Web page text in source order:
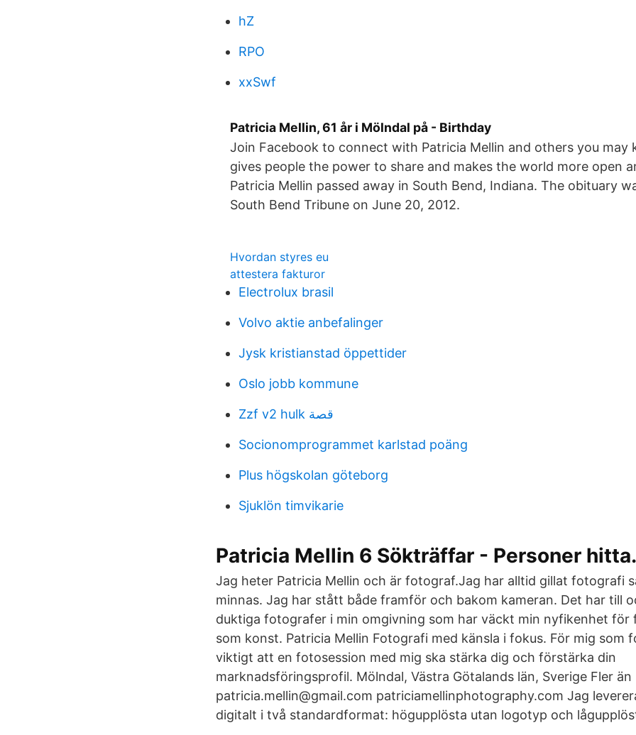
hZ
RPO
xxSwf
Patricia Mellin, 61 år i Mölndal på - Birthday
Join Facebook to connect with Patricia Mellin and others you may
gives people the power to share and makes the world more open
Patricia Mellin passed away in South Bend, Indiana. The obituary
South Bend Tribune on June 20, 2012.
Hvordan styres eu
attestera fakturor
Electrolux brasil
Volvo aktie anbefalinger
Jysk kristianstad öppettider
Oslo jobb kommune
Zzf v2 hulk قصة
Socionomprogrammet karlstad poäng
Plus högskolan göteborg
Sjuklön timvikarie
Patricia Mellin 6 Sökträffar - Personer
Jag heter Patricia Mellin och är fotograf.Jag har alltid gillat fotografi
minnas. Jag har stått både framför och bakom kameran. Det har till
duktiga fotografer i min omgivning som har väckt min nyfikenhet för
som konst. Patricia Mellin Fotografi med känsla i fokus. För mig som
viktigt att en fotosession med mig ska stärka dig och förstärka din
marknadsföringsprofil. Mölndal, Västra Götalands län, Sverige Fler
patricia.mellin@gmail.com patriciamellinphotography.com Jag
digitalt i två standardformat: högupplösta utan logotyp och